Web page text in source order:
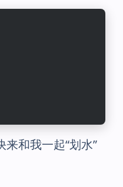
和我一起“划水”